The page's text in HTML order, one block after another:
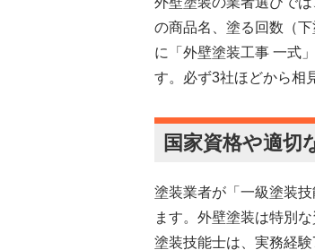
の商品名、塗る回数（
に「外壁塗装工事 一式
す。必ず3社ほどから相
国家資格や適切
塗装業者が「一級塗装
ます。外壁塗装は特別
塗装技能士は、実務経